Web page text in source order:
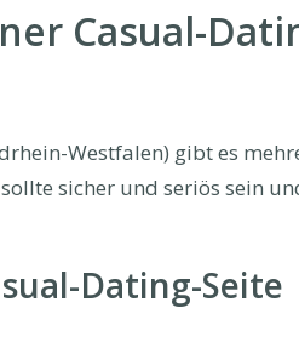
Casual-
Westfalen) gibt es
sicher und seriös sein
Dating-Seite